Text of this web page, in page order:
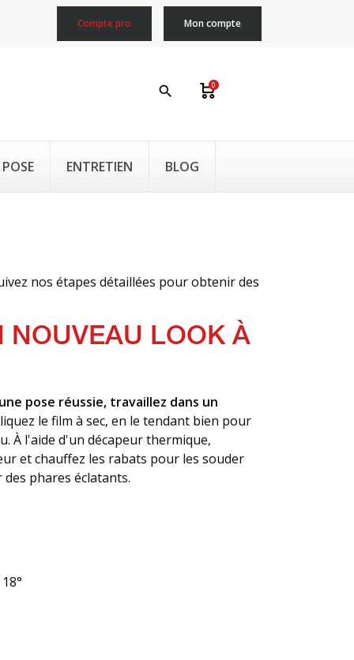
Compte pro Mon compte
search 0
ENTRETIEN BLOG
nos étapes détaillées pour obtenir des
NOUVEAU LOOK À
pose réussie, travaillez dans un
le film à sec, en le tendant bien pour
À l'aide d'un décapeur thermique,
et chauffez les rabats pour les souder
phares éclatants.